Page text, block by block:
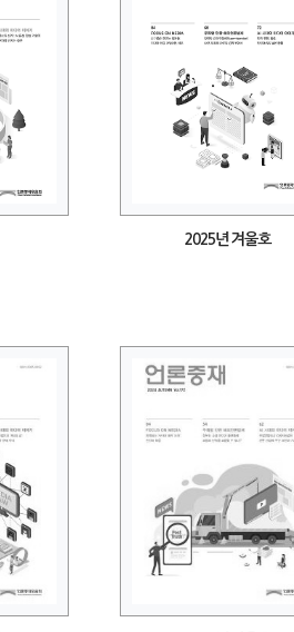
2025년 겨울호